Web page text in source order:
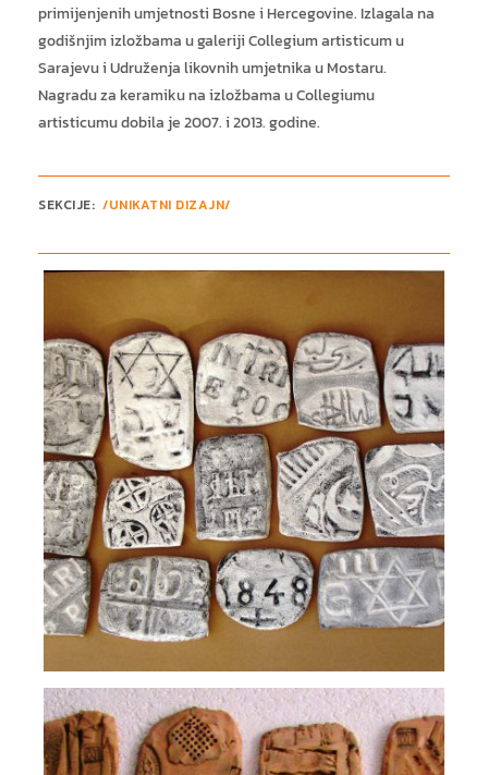
primijenjenih umjetnosti Bosne i Hercegovine. Izlagala na
godišnjim izložbama u galeriji Collegium artisticum u
Sarajevu i Udruženja likovnih umjetnika u Mostaru.
Nagradu za keramiku na izložbama u Collegiumu
artisticumu dobila je 2007. i 2013. godine.
SEKCIJE: /UNIKATNI DIZAJN/